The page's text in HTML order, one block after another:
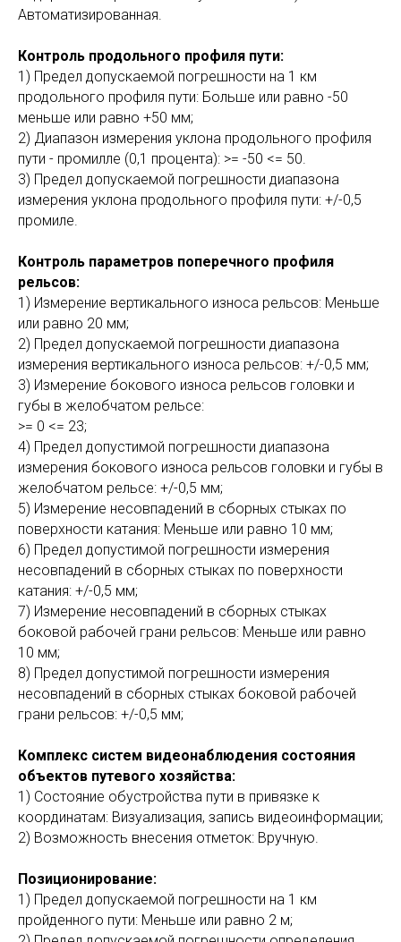
Автоматизированная.
Контроль продольного профиля пути:
1) Предел допускаемой погрешности на 1 км
продольного профиля пути: Больше или равно -50
меньше или равно +50 мм;
2) Диапазон измерения уклона продольного профиля
пути - промилле (0,1 процента): >= -50 <= 50.
3) Предел допускаемой погрешности диапазона
измерения уклона продольного профиля пути: +/-0,5
промиле.
Контроль параметров поперечного профиля
рельсов:
1) Измерение вертикального износа рельсов: Меньше
или равно 20 мм;
2) Предел допускаемой погрешности диапазона
измерения вертикального износа рельсов: +/-0,5 мм;
3) Измерение бокового износа рельсов головки и
губы в желобчатом рельсе:
>= 0 <= 23;
4) Предел допустимой погрешности диапазона
измерения бокового износа рельсов головки и губы в
желобчатом рельсе: +/-0,5 мм;
5) Измерение несовпадений в сборных стыках по
поверхности катания: Меньше или равно 10 мм;
6) Предел допустимой погрешности измерения
несовпадений в сборных стыках по поверхности
катания: +/-0,5 мм;
7) Измерение несовпадений в сборных стыках
боковой рабочей грани рельсов: Меньше или равно
10 мм;
8) Предел допустимой погрешности измерения
несовпадений в сборных стыках боковой рабочей
грани рельсов: +/-0,5 мм;
Комплекс систем видеонаблюдения состояния
объектов путевого хозяйства:
1) Состояние обустройства пути в привязке к
координатам: Визуализация, запись видеоинформации;
2) Возможность внесения отметок: Вручную.
Позиционирование:
1) Предел допускаемой погрешности на 1 км
пройденного пути: Меньше или равно 2 м;